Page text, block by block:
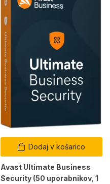
Dodaj v košarico
Avast Ultimate Business
Security (50 uporabnikov, 1